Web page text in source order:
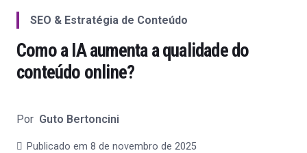
SEO & Estratégia de Conteúdo
Como a IA aumenta a qualidade do
conteúdo online?
Por Guto Bertoncini
Publicado em 8 de novembro de 2025